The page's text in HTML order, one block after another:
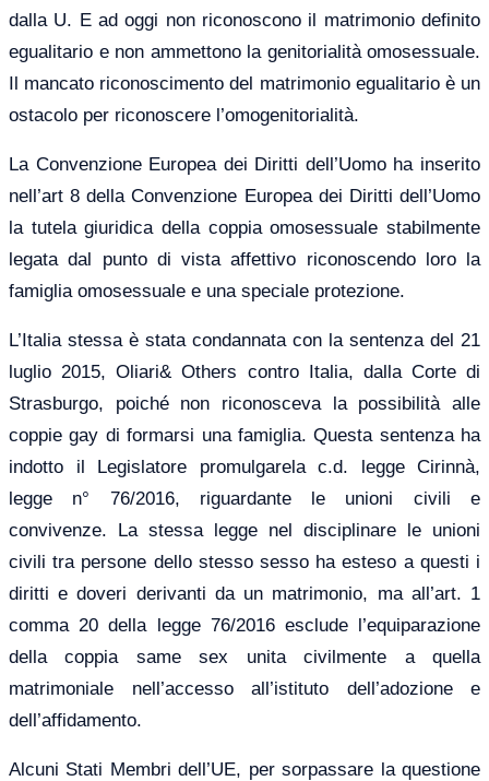
dalla U. E ad oggi non riconoscono il matrimonio definito
egualitario e non ammettono la genitorialità omosessuale.
Il mancato riconoscimento del matrimonio egualitario è un
ostacolo per riconoscere l’omogenitorialità.
La Convenzione Europea dei Diritti dell’Uomo ha inserito
nell’art 8 della Convenzione Europea dei Diritti dell’Uomo
la tutela giuridica della coppia omosessuale stabilmente
legata dal punto di vista affettivo riconoscendo loro la
famiglia omosessuale e una speciale protezione.
L’Italia stessa è stata condannata con la sentenza del 21
luglio 2015, Oliari& Others contro Italia, dalla Corte di
Strasburgo, poiché non riconosceva la possibilità alle
coppie gay di formarsi una famiglia. Questa sentenza ha
indotto il Legislatore promulgarela c.d. legge Cirinnà,
legge n° 76/2016, riguardante le unioni civili e
convivenze. La stessa legge nel disciplinare le unioni
civili tra persone dello stesso sesso ha esteso a questi i
diritti e doveri derivanti da un matrimonio, ma all’art. 1
comma 20 della legge 76/2016 esclude l’equiparazione
della coppia same sex unita civilmente a quella
matrimoniale nell’accesso all’istituto dell’adozione e
dell’affidamento.
Alcuni Stati Membri dell’UE, per sorpassare la questione